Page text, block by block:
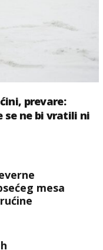
prevare:
se ne bi vratili ni
mesa